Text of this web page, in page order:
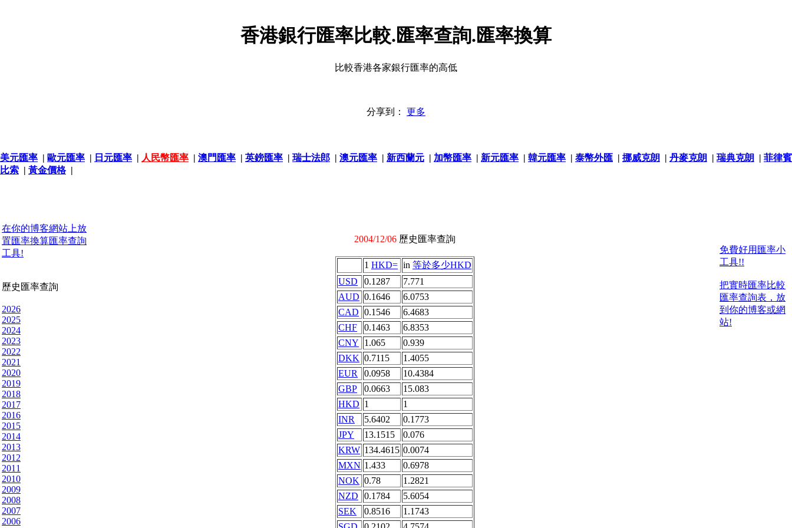
香港銀行匯率比較.匯率查詢.匯率換算
比較香港各家銀行匯率的高低
分享到： 更多
美元匯率 | 歐元匯率 | 日元匯率 | 人民幣匯率 | 澳門匯率 | 英鎊匯率 | 瑞士法郎 | 澳元匯率 | 新西蘭元 | 加幣匯率 | 新元匯率 | 韓元匯率 | 泰幣外匯 | 挪威克朗 | 丹麥克朗 | 瑞典克朗 | 菲律賓
比索 | 黃金價格|
在你的博客網站上放
置匯率換算匯率查詢
工具!
歷史匯率查詢
2026
2025
2024
2023
2022
2021
2020
2019
2018
2017
2016
2015
2014
2013
2012
2011
2010
2009
2008
2007
2006
2004/12/06 歷史匯率查詢
1 HKD= in 等於多少HKD
USD
0.1287
7.771
AUD 0.1646
6.0753
CAD 0.1546
6.4683
CHF
0.1463
6.8353
CNY
1.065
0.939
DKK 0.7115
1.4055
EUR
0.0958
10.4384
GBP
0.0663
15.083
HKD 1
1
INR
5.6402
0.1773
JPY
13.1515
0.076
KRW 134.4615 0.0074
MXN 1.433
0.6978
NOK 0.78
1.2821
NZD
0.1784
5.6054
SEK
0.8516
1.1743
免費好用匯率小
工具!!
把實時匯率比較
匯率查詢表，放
到你的博客或網
站!